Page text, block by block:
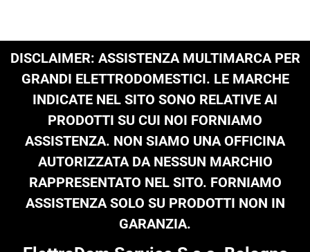
DISCLAIMER: ASSISTENZA MULTIMARCA PER
GRANDI ELETTRODOMESTICI. LE MARCHE
INDICATE NEL SITO SONO RELATIVE AI
PRODOTTI SU CUI NOI FORNIAMO
ASSISTENZA. NON SIAMO UNA OFFICINA
AUTORIZZATA DA NESSUN MARCHIO
RAPPRESENTATO NEL SITO. FORNIAMO
ASSISTENZA SOLO SU PRODOTTI NON IN
GARANZIA.